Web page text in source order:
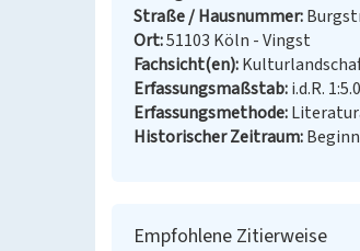
Straße / Hausnummer
Ort 51103 Köln - Vingst
Fachsicht(en)
Erfassungsmaßstab i.d.R.
Erfassungsmethode
Historischer Zeitraum
Empfohlene Zitierweise